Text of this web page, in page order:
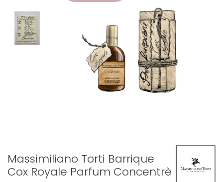
Massimiliano Torti Barrique
Cox Royale Parfum Concentrè